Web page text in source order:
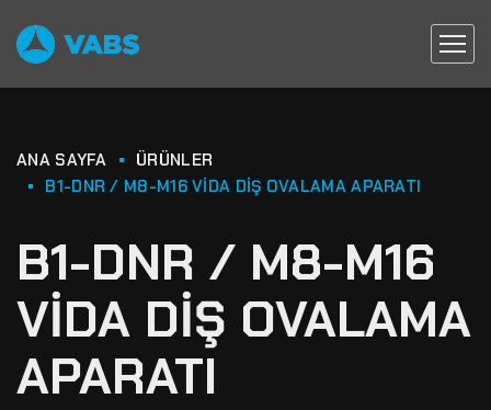
ANA SAYFA
ÜRÜNLER
B1-DNR / M8-M16 VIDA DIŞ OVALAMA APARATI
B1-DNR / M8-M16
VIDA DIŞ OVALAMA
APARATI